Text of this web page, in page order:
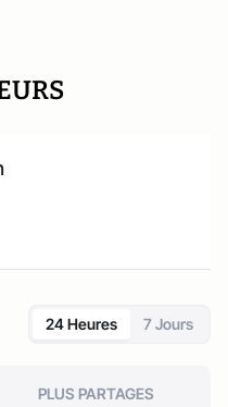
24 Heures 7 Jours
PLUS PARTAGES